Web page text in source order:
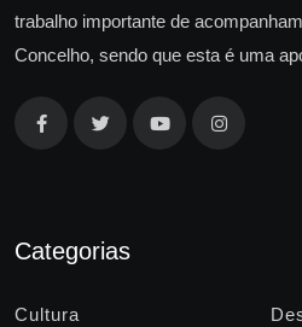
trabalho importante de
Concelho, sendo que esta é uma
Categorias
Cultura